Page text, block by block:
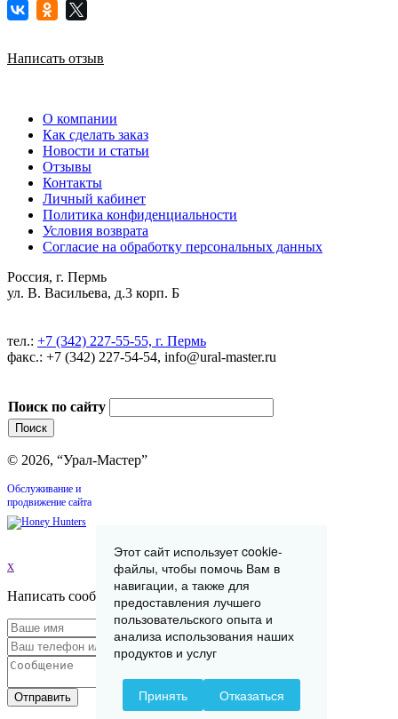
Написать отзыв
О компании
Как сделать заказ
Новости и статьи
Отзывы
Контакты
Личный кабинет
Политика конфиденциальности
Условия возврата
Согласие на обработку персональных данных
Россия, г. Пермь
ул. В. Васильева, д.3 корп. Б
тел.: +7 (342) 227-55-55, г. Пермь
факс.: +7 (342) 227-54-54, info@ural-master.ru
Поиск по сайту
© 2026, “Урал-Мастер”
Обслуживание и
продвижение сайта
x
Написать сообщение
Отправить
Этот сайт использует cookie-
файлы, чтобы помочь Вам в
навигации, а также для
предоставления лучшего
пользовательского опыта и
анализа использования наших
продуктов и услуг
Принять Отказаться